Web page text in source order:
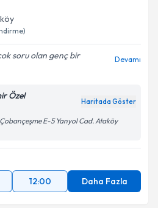
soru olan genç bir
Devamı
Özel
Haritada Göster
E-5 Yanyol Cad. Ataköy
12:00 Daha Fazla